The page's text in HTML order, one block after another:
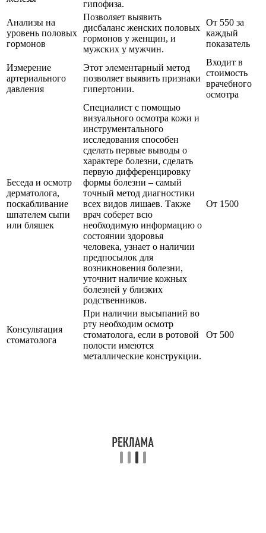
гипофиза.
Анализы на
уровень половых
гормонов
Позволяет выявить
дисбаланс женских половых
гормонов у женщин, и
мужских у мужчин.
От 550 за
каждый
показатель
Измерение
артериального
давления
Этот элементарный метод
позволяет выявить признаки
гипертонии.
Входит в
стоимость
врачебного
осмотра
Беседа и осмотр
дерматолога,
поскабливание
шпателем сыпи
или бляшек
Специалист с помощью
визуального осмотра кожи и
инструментального
исследования способен
сделать первые выводы о
характере болезни, сделать
первую дифференцировку
формы болезни – самый
точный метод диагностики
всех видов лишаев. Также
врач соберет всю
необходимую информацию о
состоянии здоровья
человека, узнает о наличии
предпосылок для
возникновения болезни,
уточнит наличие кожных
болезней у близких
родственников.
От 1500
Консультация
стоматолога
При наличии высыпаний во
рту необходим осмотр
стоматолога, если в ротовой
полости имеются
металлические конструкции.
От 500